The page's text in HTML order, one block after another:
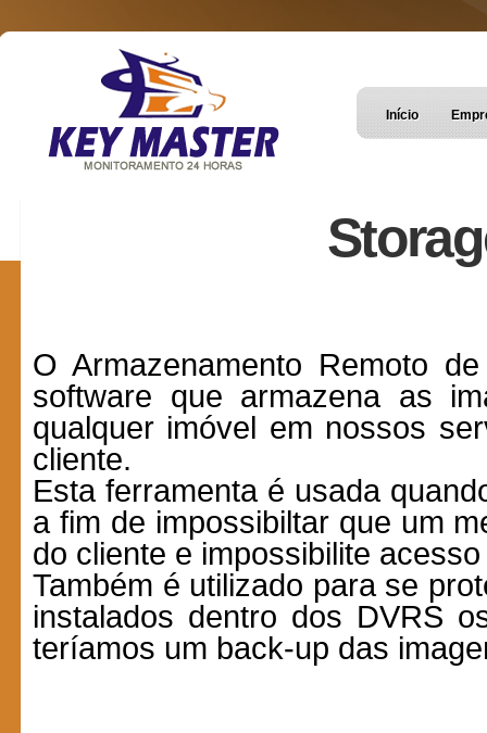
Início
O Armazenamento Remoto
software que armazena as
qualquer imóvel em nossos
cliente.
Esta ferramenta é usada
a fim de impossibiltar que um
do cliente e impossibilite
Também é utilizado para se
instalados dentro dos DVRS
teríamos um back-up das